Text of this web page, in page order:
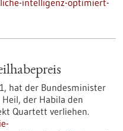
intelligenz-optimiert-
hat der Bundesminister
der Habila den
Quartett verliehen.